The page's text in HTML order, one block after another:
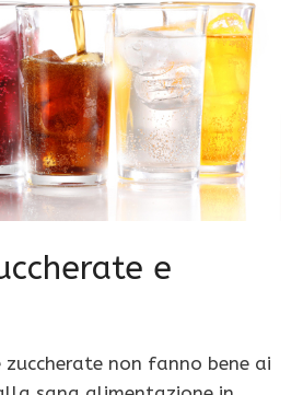
e
zuccherate non fanno bene ai